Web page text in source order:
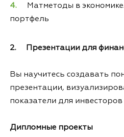
Матметоды в
портфель
2. Презентации для
Вы научитесь создавать
презентации,
показатели для
Дипломные проекты